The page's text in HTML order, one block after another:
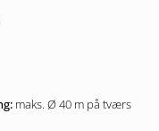
maks. Ø 40 m på tværs